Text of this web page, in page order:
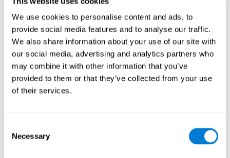
We use cookies to personalise content and ads, to
provide social media features and to analyse our traffic.
We also share information about your use of our site with
our social media, advertising and analytics partners who
may combine it with other information that you’ve
provided to them or that they’ve collected from your use
of their services.
Selection
Necessary
Capacité de retenir ou manipuler de nouvelles informations et de
Mémoire à Court-terme
Mémoire à court terme et dyslexie. Cette capacité
dyslexiques. La mémoire à court terme est la capacité de
maintenir une petite quantité d’information durant une
courte période de temps, comme lorsque nous retenons
l’information qui arrive à notre ouïe.